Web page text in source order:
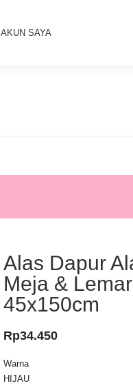
AKUN SAYA
Alas Dapur
Meja &
45x150cm
Rp34.450
Warna
HIJAU